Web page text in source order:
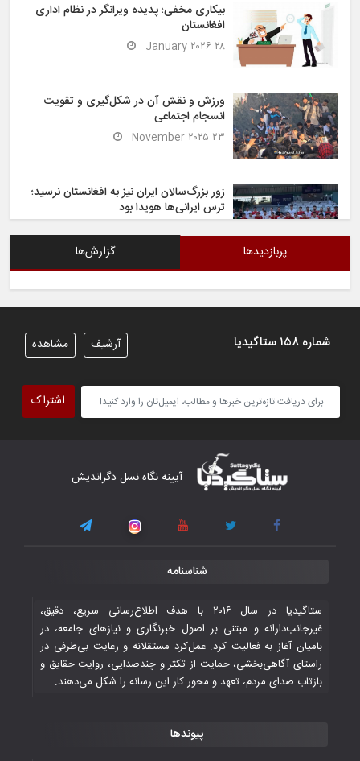
بیکاری مخفی؛ پدیده ویرانگر در نظام اداری
افغانستان
۲۸ January ۲۰۲۶
ورزش و نقش آن در شکل‌گیری و تقویت
انسجام اجتماعی
۲۳ November ۲۰۲۵
زور بزرگ‌سالان ایران نیز به افغانستان نرسید؛
ترس ایرانی‌ها هویدا بود
پیروزی قاطع در برابر تاجیکستان محکم
برداشت
کار دشوار تیم ملی فوتسال افغانستان در
گروه مرگ بازی‌های همبستگی کشورهای
اسلامی
تاریخی ایران
جوانان فوتسالیست کشور با گلباران تایلند به
فینال رفتند
۲۸ October ۲۰۲۵
با شکست چین، فوتسال‌بازان جوان
پربازدیدها گزارش‌ها
شماره ۱۵۸ ستاگیدیا مشاهده آرشیف
اشتراک
آیینه نگاه نسل دگراندیش
شناسنامه
ستاگیدیا در سال ۲۰۱۶ با هدف اطلاع‌رسانی سریع، دقیق،
غیرجانب‌دارانه و مبتنی بر اصول خبرنگاری و نیازهای جامعه، در
بامیان آغاز به فعالیت کرد. عمل‌کرد مستقلانه و رعایت بی‌طرفی در
راستای آگاهی‌بخشی، حمایت از تکثر و چندصدایی، روایت حقایق و
بازتاب صدای مردم، تعهد و محور کار این رسانه را شکل می‌دهند.
پیوندها